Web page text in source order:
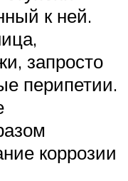
к ней.
запросто
перипетии.
коррозии